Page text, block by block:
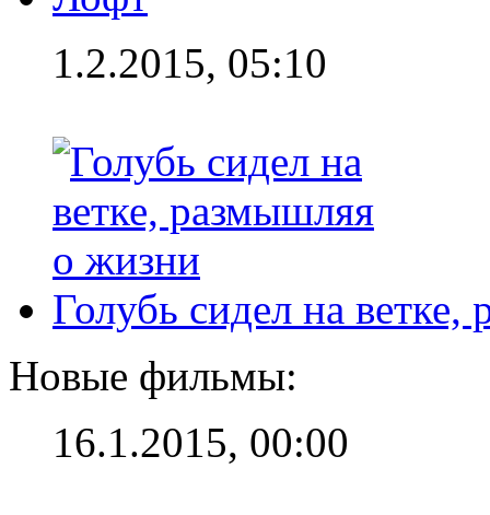
1.2.2015, 05:10
Голубь сидел на
Новые фильмы:
16.1.2015, 00:00